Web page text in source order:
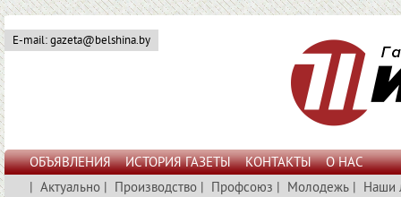
E-mail: gazeta@belshina.by
ОБЪЯВЛЕНИЯ ИСТОРИЯ ГАЗЕТЫ КОНТАКТЫ
О НАС
| Актуально | Производство | Профсоюз | Молодежь | Наши